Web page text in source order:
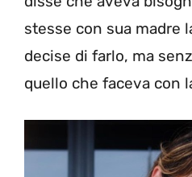
stesse con sua madre
decise di farlo, ma
quello che faceva con